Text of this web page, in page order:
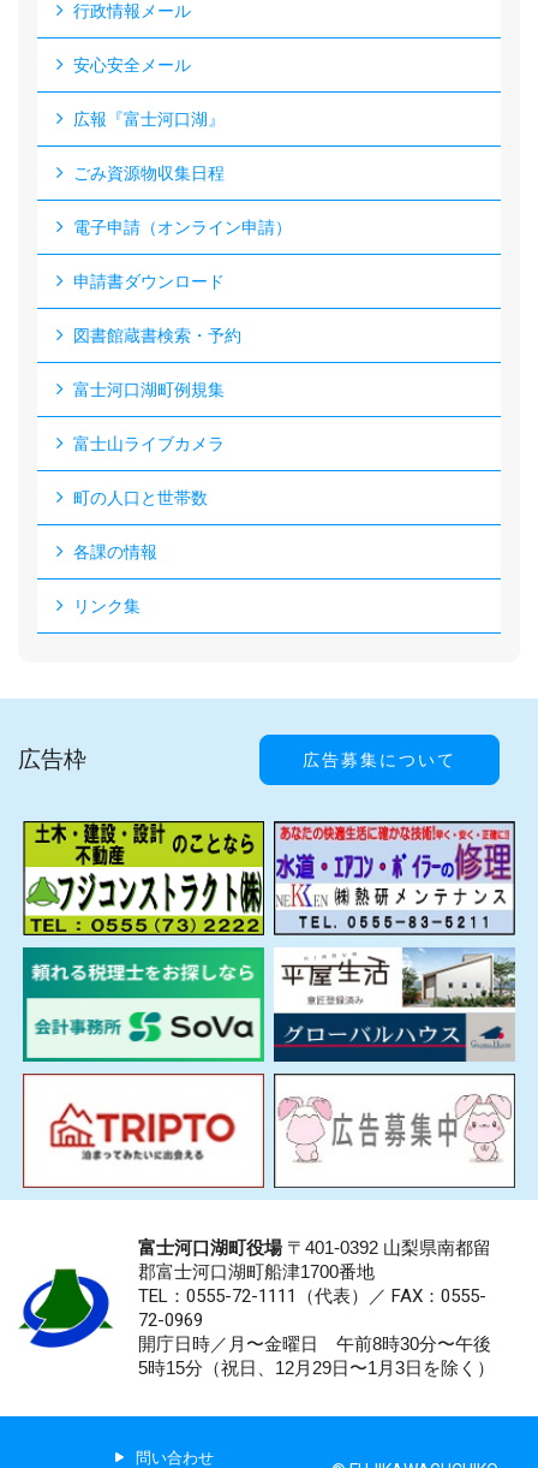
行政情報メール
安心安全メール
広報『富士河口湖』
ごみ資源物収集日程
電子申請（オンライン申請）
申請書ダウンロード
図書館蔵書検索・予約
富士河口湖町例規集
富士山ライブカメラ
町の人口と世帯数
各課の情報
リンク集
広告枠 広告募集について
富士河口湖町役場〒401-0392 山梨県南都留
郡富士河口湖町船津1700番地
TEL：0555-72-1111 （代表）／ FAX：0555-
72-0969
開庁日時／月〜金曜日 午前8時30分〜午後
5時15分（祝日、12月29日〜1月3日を除く）
問い合わせ